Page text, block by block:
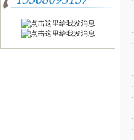
·
·
·
·
·
·